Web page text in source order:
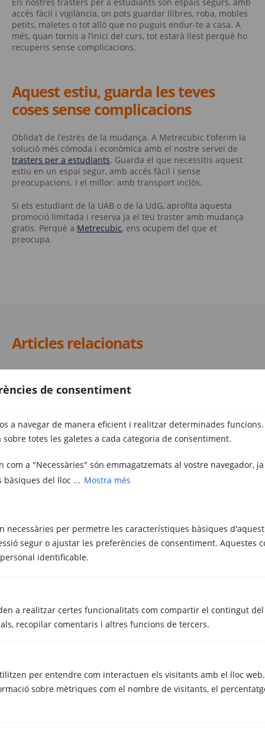
de consentiment
a navegar de manera eficient i realitzar determinades
totes les galetes a cada categoria de consentiment.
com a "Necessàries" són emmagatzemats al vostre navegador,
del lloc ... Mostra més
necessàries per permetre les característiques bàsiques
segur o ajustar les preferències de consentiment. Aquestes
identificable.
a realitzar certes funcionalitats com compartir el contingut
recopilar comentaris i altres funcions de tercers.
per entendre com interactuen els visitants amb el lloc
sobre mètriques com el nombre de visitants, el
accés fàcil i vigilància, on pots guardar llibres, roba, mobles
petits, maletes o tot allò que no puguis endur-te a casa. A
més, quan tornis a l’inici del curs, tot estarà llest perquè ho
recuperis sense complicacions.
Aquest estiu, guarda les teves
coses sense complicacions
Oblida’t de l’estrès de la mudança. A Metrecubic t’oferim la
solució més còmoda i econòmica amb el nostre servei de
trasters per a estudiants. Guarda el que necessitis aquest
estiu en un espai segur, amb accés fàcil i sense
preocupacions. I el millor: amb transport inclòs.
Si ets estudiant de la UAB o de la UdG, aprofita aquesta
promoció limitada i reserva ja el teu traster amb mudança
gratis. Perquè a Metrecubic, ens ocupem del que et
preocupa.
Articles relacionats
jul. 9, 2025
Aconsegueix 15 dies gratis de traster
contractant la teva mudança amb